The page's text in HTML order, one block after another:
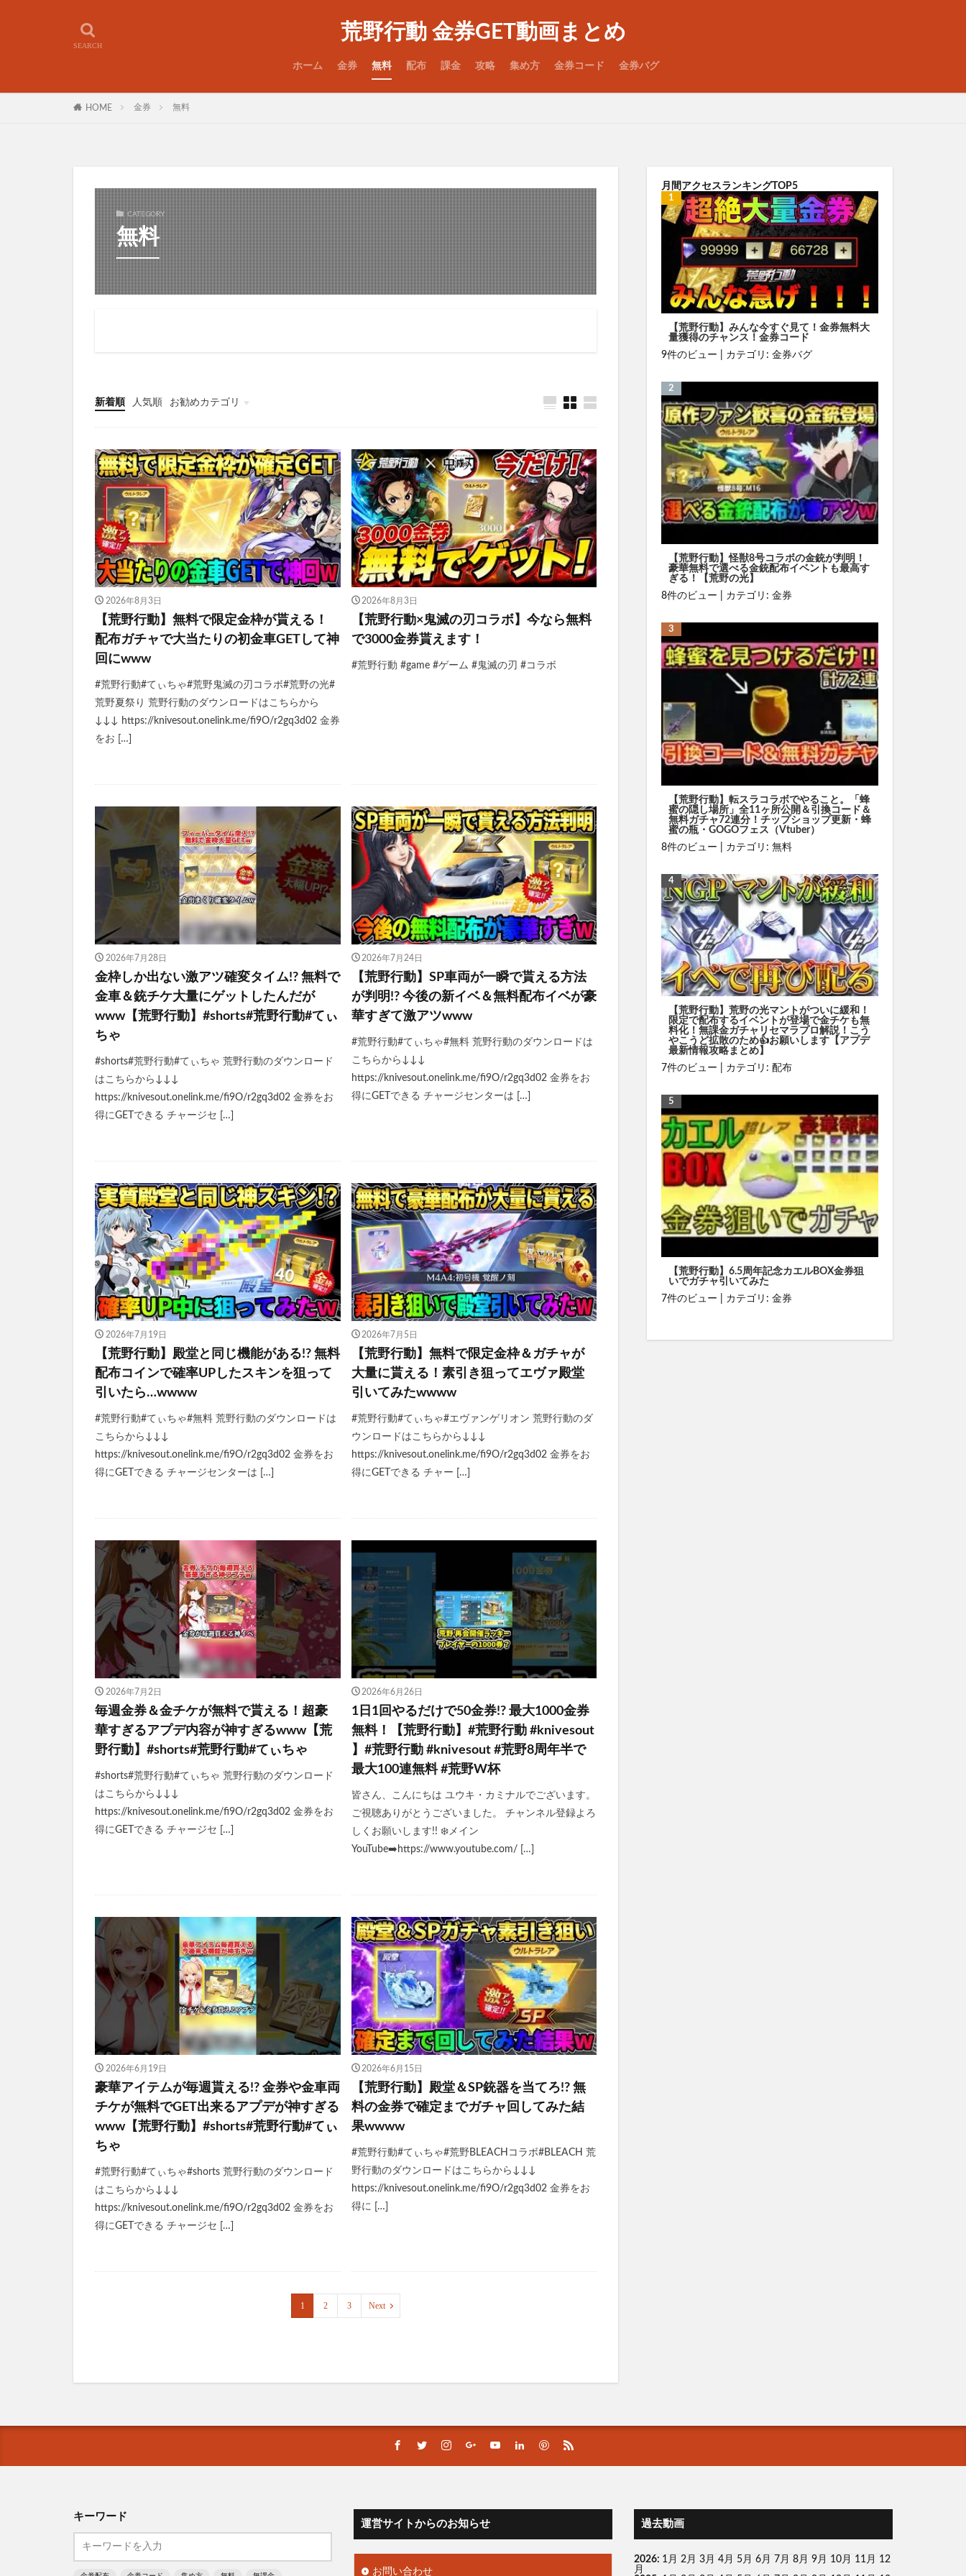
荒野行動 金券GET動画まとめ
ホーム 金券 無料 配布 課金 攻略 集め方 金券コード 金券バグ
HOME 金券 無料
CATEGORY
無料
新着順 人気順 お勧めカテゴリ
金券
2026年8月3日
【荒野行動】無料で限定金枠が貰える！
配布ガチャで大当たりの初金車GETして神
回にwww
#荒野行動#てぃちゃ#荒野鬼滅の刃コラボ#荒野の光#
荒野夏祭り 荒野行動のダウンロードはこちらから
↓↓↓ https://knivesout.onelink.me/fi9O/r2gq3d02 金券
をお […]
2026年8月3日
【荒野行動×鬼滅の刃コラボ】今なら無料
で3000金券貰えます！
#荒野行動 #game #ゲーム #鬼滅の刃 #コラボ
2026年7月28日
金枠しか出ない激アツ確変タイム!? 無料で
金車＆銃チケ大量にゲットしたんだが
www【荒野行動】#shorts#荒野行動#てぃ
ちゃ
#shorts#荒野行動#てぃちゃ 荒野行動のダウンロード
はこちらから↓↓↓
https://knivesout.onelink.me/fi9O/r2gq3d02 金券をお
得にGETできる チャージセ […]
2026年7月24日
【荒野行動】SP車両が一瞬で貰える方法
が判明!? 今後の新イベ＆無料配布イベが豪
華すぎて激アツwww
#荒野行動#てぃちゃ#無料 荒野行動のダウンロードは
こちらから↓↓↓
https://knivesout.onelink.me/fi9O/r2gq3d02 金券をお
得にGETできる チャージセンターは […]
2026年7月19日
【荒野行動】殿堂と同じ機能がある!? 無料
配布コインで確率UPしたスキンを狙って
引いたら…wwww
#荒野行動#てぃちゃ#無料 荒野行動のダウンロードは
こちらから↓↓↓
https://knivesout.onelink.me/fi9O/r2gq3d02 金券をお
得にGETできる チャージセンターは […]
2026年7月5日
【荒野行動】無料で限定金枠＆ガチャが
大量に貰える！素引き狙ってエヴァ殿堂
引いてみたwwww
#荒野行動#てぃちゃ#エヴァンゲリオン 荒野行動のダ
ウンロードはこちらから↓↓↓
https://knivesout.onelink.me/fi9O/r2gq3d02 金券をお
得にGETできる チャー […]
2026年7月2日
毎週金券＆金チケが無料で貰える！超豪
華すぎるアプデ内容が神すぎるwww【荒
野行動】#shorts#荒野行動#てぃちゃ
#shorts#荒野行動#てぃちゃ 荒野行動のダウンロード
はこちらから↓↓↓
https://knivesout.onelink.me/fi9O/r2gq3d02 金券をお
得にGETできる チャージセ […]
2026年6月26日
1日1回やるだけで50金券!? 最大1000金券
無料！【荒野行動】#荒野行動 #knivesout
】#荒野行動 #knivesout #荒野8周年半で
最大100連無料 #荒野W杯
皆さん、こんにちは ユウキ・カミナルでございます。
ご視聴ありがとうございました。 チャンネル登録よろ
しくお願いします!! ❄️メイン
YouTube➡️https://www.youtube.com/ […]
2026年6月19日
豪華アイテムが毎週貰える!? 金券や金車両
チケが無料でGET出来るアプデが神すぎる
www【荒野行動】#shorts#荒野行動#てぃ
ちゃ
#荒野行動#てぃちゃ#shorts 荒野行動のダウンロード
はこちらから↓↓↓
https://knivesout.onelink.me/fi9O/r2gq3d02 金券をお
得にGETできる チャージセ […]
2026年6月15日
【荒野行動】殿堂＆SP銃器を当てろ!? 無
料の金券で確定までガチャ回してみた結
果wwww
#荒野行動#てぃちゃ#荒野BLEACHコラボ#BLEACH 荒
野行動のダウンロードはこちらから↓↓↓
https://knivesout.onelink.me/fi9O/r2gq3d02 金券をお
得に […]
1 2 3 Next
月間アクセスランキングTOP5
【荒野行動】みんな今すぐ見て！金券無料大
量獲得のチャンス！金券コード
9件のビュー
カテゴリ: 金券バグ
【荒野行動】怪獣8号コラボの金銃が判明！
豪華無料で選べる金銃配布イベントも最高す
ぎる！【荒野の光】
8件のビュー
カテゴリ: 金券
【荒野行動】転スラコラボでやること。「蜂
蜜の隠し場所」全11ヶ所公開＆引換コード＆
無料ガチャ72連分！チップショップ更新・蜂
蜜の瓶・GOGOフェス（Vtuber）
8件のビュー
カテゴリ: 無料
【荒野行動】荒野の光マントがついに緩和！
限定で配布するイベントが登場で金チケも無
料化！無課金ガチャリセマラプロ解説！こう
やこうど拡散のため👍お願いします【アプデ
最新情報攻略まとめ】
7件のビュー
カテゴリ: 配布
【荒野行動】6.5周年記念カエルBOX金券狙
いでガチャ引いてみた
7件のビュー
カテゴリ: 金券
キーワード
運営サイトからのお知らせ
お問い合わせ
過去動画
2026: 1月 2月 3月 4月 5月 6月 7月 8月 9月 10月 11月
12
月